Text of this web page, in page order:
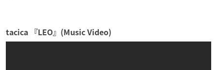
tacica 『LEO』(Music Video)